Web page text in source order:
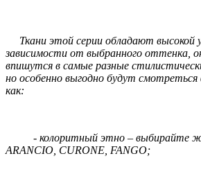
Ткани этой серии обладают высокой
зависимости от выбранного оттенка,
впишутся в самые разные
но особенно выгодно будут
как:
- колоритный этно – выбирайте
ARANCIO, CURONE, FANGO;